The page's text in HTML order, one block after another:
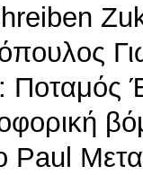
Ποταμός
Paul